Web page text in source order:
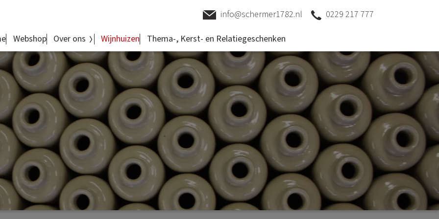
info@schermer1782.nl
0229 217 777
Webshop Over ons Wijnhuizen Thema-, Kerst- en Relatiegeschenken